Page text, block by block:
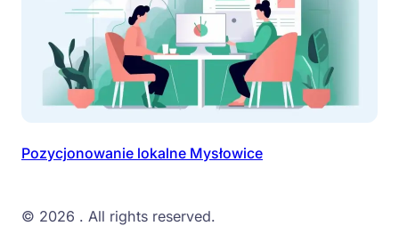
Pozycjonowanie lokalne Mysłowice
© 2026 . All rights reserved.